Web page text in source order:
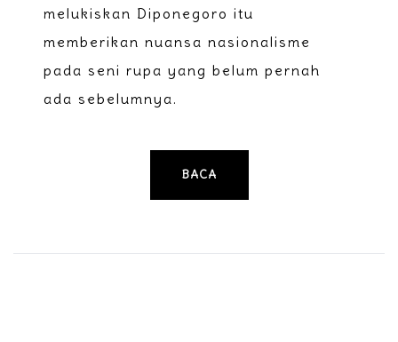
melukiskan Diponegoro itu
memberikan nuansa nasionalisme
pada seni rupa yang belum pernah
ada sebelumnya.
BACA